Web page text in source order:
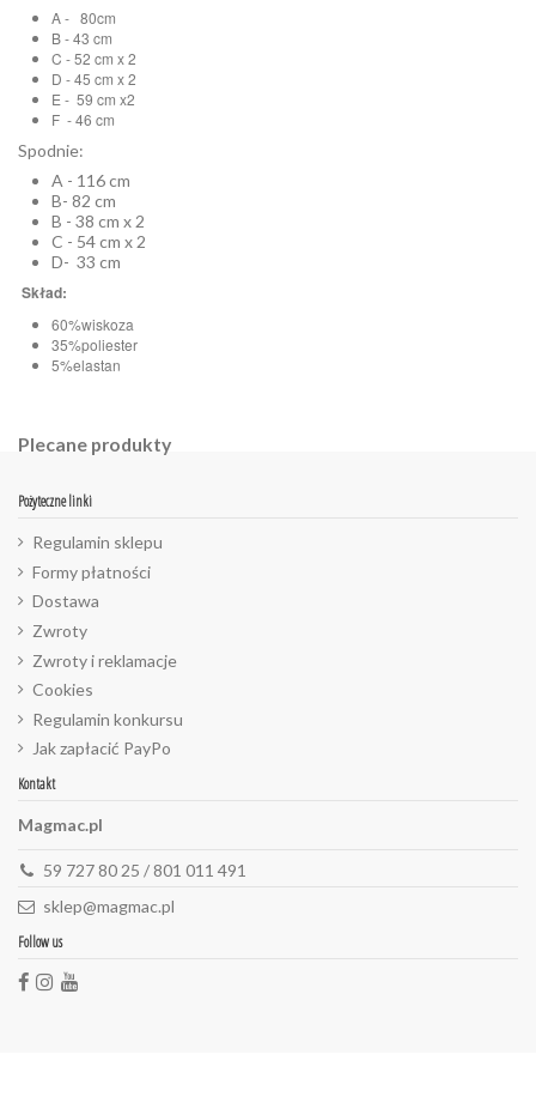
A - 80cm
B - 43 cm
C - 52 cm x 2
D - 45 cm x 2
E - 59 cm x2
F - 46 cm
Spodnie:
A - 116 cm
B- 82 cm
B - 38 cm x 2
C - 54 cm x 2
D- 33 cm
Skład:
60%wiskoza
35%poliester
5%elastan
Plecane produkty
Pożyteczne linki
Regulamin sklepu
Formy płatności
Dostawa
Zwroty
Zwroty i reklamacje
Cookies
Regulamin konkursu
Jak zapłacić PayPo
Kontakt
Magmac.pl
59 727 80 25 / 801 011 491
sklep@magmac.pl
Follow us